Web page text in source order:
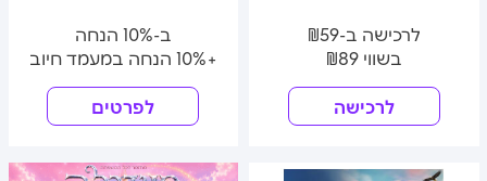
ב-10% הנחה
+10% הנחה במעמד חיוב
לפרטים
לרכישה ב-₪59
בשווי ₪89
לרכישה